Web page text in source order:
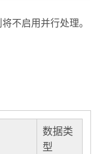
不启用并行处理。
数据类
型